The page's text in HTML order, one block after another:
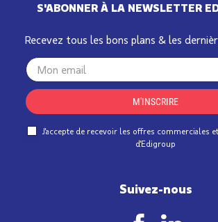
S'ABONNER À LA NEWSLETTER
Recevez tous les bons plans & les
Your
email
M'INSCRIRE
J'accepte de recevoir les offres commerciales
d'Edigroup
Suivez-nous